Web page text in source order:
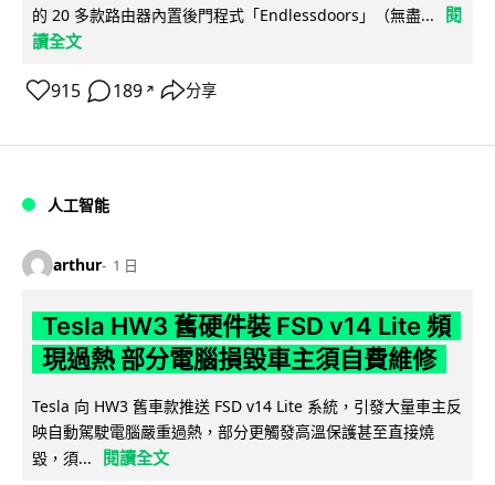
的 20 多款路由器內置後門程式「Endlessdoors」（無盡...
閱
讀全文
915 189 ↗ 分享
人工智能
arthur 1 日
Tesla HW3 舊硬件裝 FSD v14 Lite 頻
現過熱 部分電腦損毀車主須自費維修
Tesla 向 HW3 舊車款推送 FSD v14 Lite 系統，引發大量車主反
映自動駕駛電腦嚴重過熱，部分更觸發高溫保護甚至直接燒
毀，須...
閱讀全文